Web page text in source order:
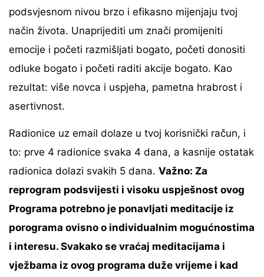
podsvjesnom nivou brzo i efikasno mijenjaju tvoj
način života. Unaprijediti um znači promijeniti
emocije i početi razmišljati bogato, početi donositi
odluke bogato i početi raditi akcije bogato. Kao
rezultat: više novca i uspjeha, pametna hrabrost i
asertivnost.
Radionice uz email dolaze u tvoj korisnički račun, i
to: prve 4 radionice svaka 4 dana, a kasnije ostatak
radionica dolazi svakih 5 dana. Važno: Za
reprogram podsvijesti i visoku uspješnost ovog
Programa potrebno je ponavljati meditacije iz
porograma ovisno o individualnim mogućnostima
i interesu. Svakako se vraćaj meditacijama i
vježbama iz ovog programa duže vrijeme i kad